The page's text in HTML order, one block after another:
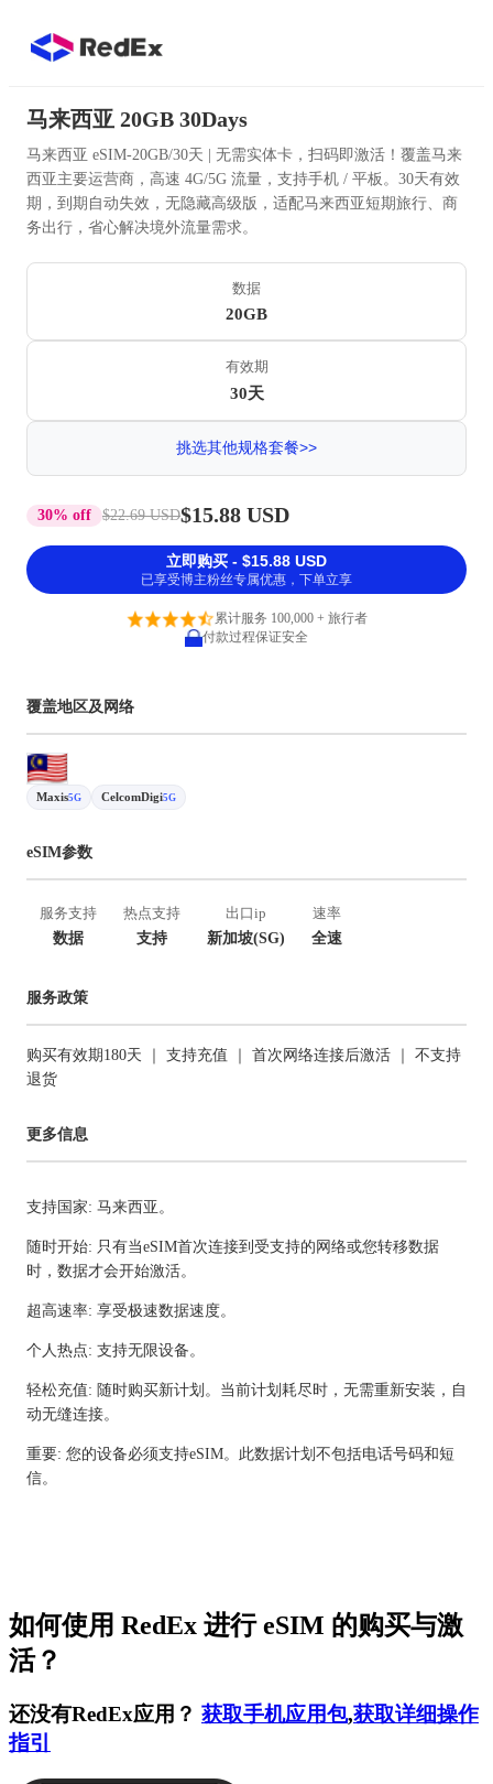
马来西亚 20GB 30Days
马来西亚 eSIM-20GB/30天 | 无需实体卡，扫码即激活！覆盖马来
西亚主要运营商，高速 4G/5G 流量，支持手机 / 平板。30天有效
期，到期自动失效，无隐藏高级版，适配马来西亚短期旅行、商
务出行，省心解决境外流量需求。
数据
20GB
有效期
30天
挑选其他规格套餐>>
30% off $22.69 USD$15.88 USD
立即购买 - $15.88 USD
已享受博主粉丝专属优惠，下单立享
累计服务 100,000 + 旅行者
付款过程保证安全
覆盖地区及网络
Maxis5G CelcomDigi5G
eSIM参数
服务支持
数据
热点支持
支持
出口ip
新加坡(SG)
速率
全速
服务政策
购买有效期180天 ｜ 支持充值 ｜ 首次网络连接后激活 ｜ 不支持
退货
更多信息
支持国家: 马来西亚。
随时开始: 只有当eSIM首次连接到受支持的网络或您转移数据
时，数据才会开始激活。
超高速率: 享受极速数据速度。
个人热点: 支持无限设备。
轻松充值: 随时购买新计划。当前计划耗尽时，无需重新安装，自
动无缝连接。
重要: 您的设备必须支持eSIM。此数据计划不包括电话号码和短
信。
如何使用 RedEx 进行 eSIM 的购买与激
活？
还没有RedEx应用？ 获取手机应用包,获取详细操作
指引